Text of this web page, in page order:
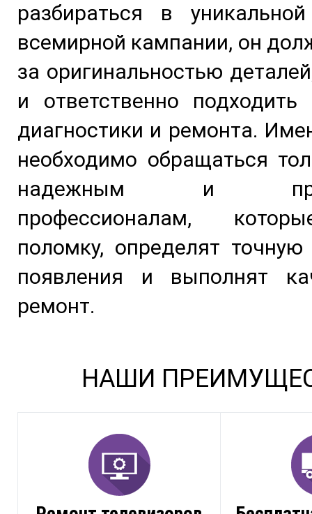
разбираться в
всемирной кампании, он
за оригинальностью
и ответственно подходить
диагностики и ремонта.
необходимо обращаться
надежным и
профессионалам,
поломку, определят
появления и выполнят
ремонт.
НАШИ